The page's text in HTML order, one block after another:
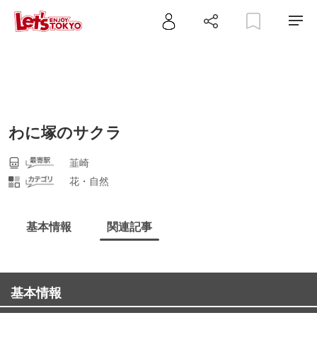
わに塚のサクラ
韮崎
花・自然
基本情報 関連記事
基本情報